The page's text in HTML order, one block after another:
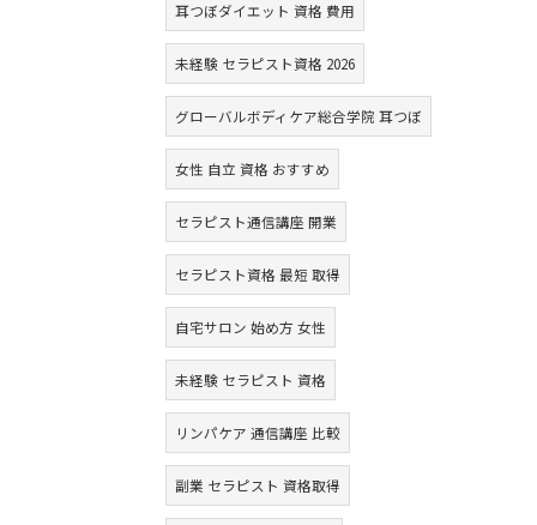
耳つぼダイエット 資格 費用
未経験 セラピスト資格 2026
グローバルボディケア総合学院 耳つぼ
女性 自立 資格 おすすめ
セラピスト通信講座 開業
セラピスト資格 最短 取得
自宅サロン 始め方 女性
未経験 セラピスト 資格
リンパケア 通信講座 比較
副業 セラピスト 資格取得